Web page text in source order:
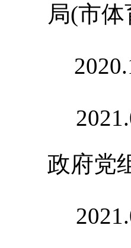
局(市
政府党